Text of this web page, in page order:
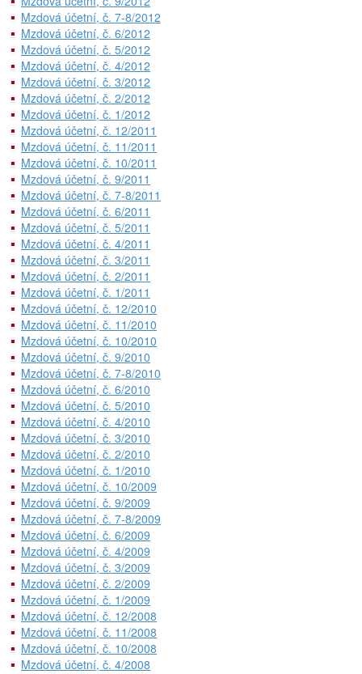
Mzdová účetní, č. 7-8/2012
Mzdová účetní, č. 6/2012
Mzdová účetní, č. 5/2012
Mzdová účetní, č. 4/2012
Mzdová účetní, č. 3/2012
Mzdová účetní, č. 2/2012
Mzdová účetní, č. 1/2012
Mzdová účetní, č. 12/2011
Mzdová účetní, č. 11/2011
Mzdová účetní, č. 10/2011
Mzdová účetní, č. 9/2011
Mzdová účetní, č. 7-8/2011
Mzdová účetní, č. 6/2011
Mzdová účetní, č. 5/2011
Mzdová účetní, č. 4/2011
Mzdová účetní, č. 3/2011
Mzdová účetní, č. 2/2011
Mzdová účetní, č. 1/2011
Mzdová účetní, č. 12/2010
Mzdová účetní, č. 11/2010
Mzdová účetní, č. 10/2010
Mzdová účetní, č. 9/2010
Mzdová účetní, č. 7-8/2010
Mzdová účetní, č. 6/2010
Mzdová účetní, č. 5/2010
Mzdová účetní, č. 4/2010
Mzdová účetní, č. 3/2010
Mzdová účetní, č. 2/2010
Mzdová účetní, č. 1/2010
Mzdová účetní, č. 10/2009
Mzdová účetní, č. 9/2009
Mzdová účetní, č. 7-8/2009
Mzdová účetní, č. 6/2009
Mzdová účetní, č. 4/2009
Mzdová účetní, č. 3/2009
Mzdová účetní, č. 2/2009
Mzdová účetní, č. 1/2009
Mzdová účetní, č. 12/2008
Mzdová účetní, č. 11/2008
Mzdová účetní, č. 10/2008
Mzdová účetní, č. 4/2008